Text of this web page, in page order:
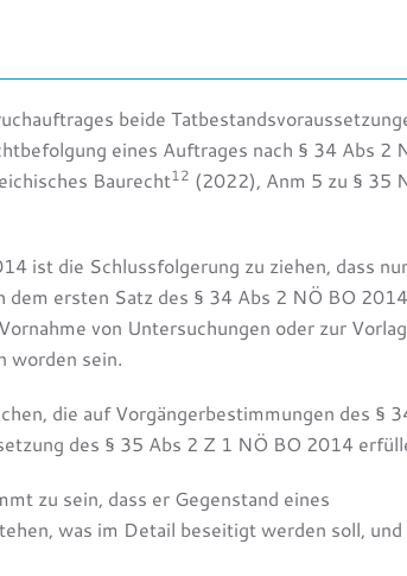
beide
eines Auftrages nach § 34 Abs 2
Baurecht12 (2022), Anm 5 zu § 35
ist die Schlussfolgerung zu ziehen, dass
dem ersten Satz des § 34 Abs 2 NÖ BO
von Untersuchungen oder zur
worden sein.
die auf Vorgängerbestimmungen des §
des § 35 Abs 2 Z 1 NÖ BO 2014
zu sein, dass er Gegenstand eines
was im Detail beseitigt werden soll, und